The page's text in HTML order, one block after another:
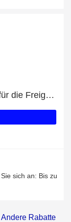
Sparen Sie Geld bei Milan-Spiele für die Freigabe
sich an: Bis zu
Rabatte